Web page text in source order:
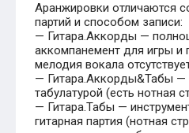
Аранжировки отличаются
партий и способом записи:
— Гитара.Аккорды —
аккомпанемент для игры и
мелодия вокала
— Гитара.Аккорды&Табы —
табулатурой (есть нотная
— Гитара.Табы —
гитарная партия (нотная